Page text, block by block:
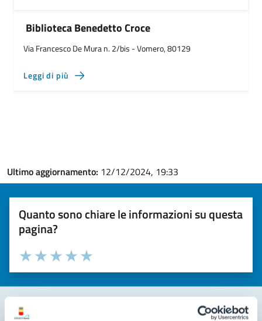
Biblioteca Benedetto Croce
Via Francesco De Mura n. 2/bis - Vomero, 80129
Leggi di più
Ultimo aggiornamento: 12/12/2024, 19:33
Quanto sono chiare le informazioni su questa
pagina?
Valuta la chiarezza delle informazioni (da 1 a 5 stelle)
Seleziona il numero di stelle per valutare la chiarezza delle
Valuta 5 stelle su 5
Valuta 4 stelle su 5
Valuta 3 stelle su 5
Valuta 2 stelle su 5
Valuta 1 stelle su 5